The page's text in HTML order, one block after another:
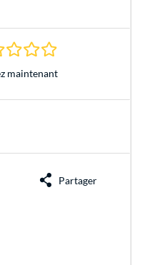
0.0 Étoiles à 0
maintenant
Partager